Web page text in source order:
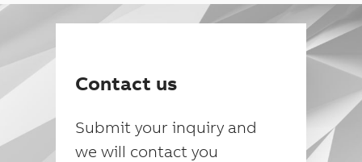
Contact us
Submit your inquiry and
we will contact you